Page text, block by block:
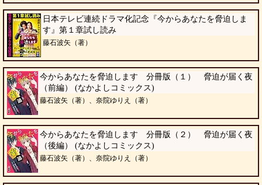
日本テレビ連続ドラマ化記念『今からあなたを脅迫しま
す』第１章試し読み
藤石波矢（著）
今からあなたを脅迫します 分冊版（１） 脅迫が届く夜
（前編） (なかよしコミックス)
藤石波矢（著）、奈院ゆりえ（著）
今からあなたを脅迫します 分冊版（２） 脅迫が届く夜
（後編） (なかよしコミックス)
藤石波矢（著）、奈院ゆりえ（著）